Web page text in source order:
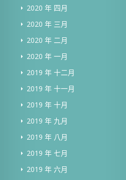
2020 年 四月
2020 年 三月
2020 年 二月
2020 年 一月
2019 年 十二月
2019 年 十一月
2019 年 十月
2019 年 九月
2019 年 八月
2019 年 七月
2019 年 六月